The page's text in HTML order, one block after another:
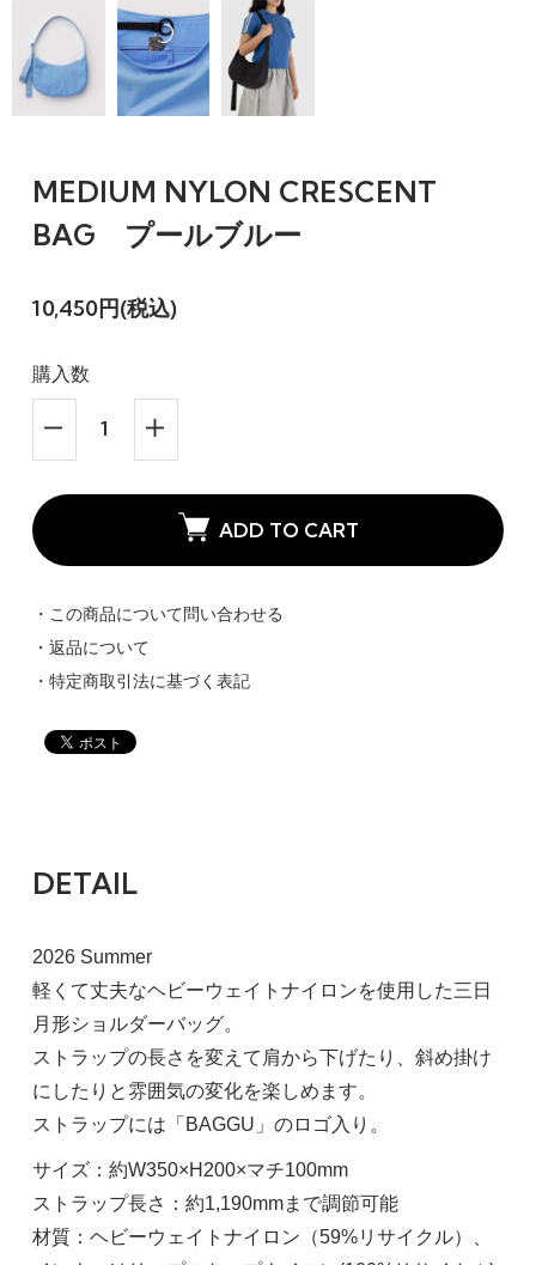
MEDIUM NYLON CRESCENT
BAG プールブルー
10,450円(税込)
購入数
ADD TO CART
・この商品について問い合わせる
・返品について
・特定商取引法に基づく表記
DETAIL
2026 Summer
軽くて丈夫なヘビーウェイトナイロンを使用した三日
月形ショルダーバッグ。
ストラップの長さを変えて肩から下げたり、斜め掛け
にしたりと雰囲気の変化を楽しめます。
ストラップには「BAGGU」のロゴ入り。
サイズ：約W350×H200×マチ100mm
ストラップ長さ：約1,190mmまで調節可能
材質：ヘビーウェイトナイロン（59%リサイクル）、